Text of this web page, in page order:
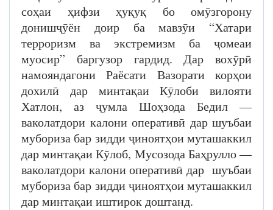
соҳаи ҳифзи ҳуқуқ бо омӯзгорону
донишҷӯён доир ба мавзӯи “Хатари
терроризм ва экстремизм ба ҷомеаи
муосир” баргузор гардид. Дар вохӯрӣ
намояндагони Раёсати Вазорати корҳои
дохилӣ дар минтақаи Кӯлоби вилояти
Хатлон, аз ҷумла Шоҳзода Бедил —
ваколатдори калони оперативӣ дар шуъбаи
мубориза бар зидди ҷиноятҳои муташаккил
дар минтақаи Кӯлоб, Мусозода Баҳрулло —
ваколатдори калони оперативӣ дар шуъбаи
мубориза бар зидди ҷиноятҳои муташаккил
дар минтақаи иштирок доштанд.